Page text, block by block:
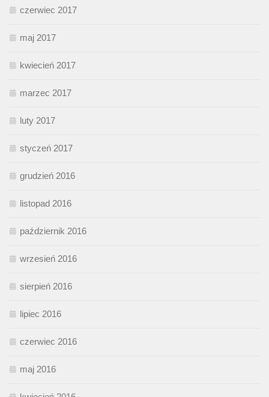
czerwiec 2017
maj 2017
kwiecień 2017
marzec 2017
luty 2017
styczeń 2017
grudzień 2016
listopad 2016
październik 2016
wrzesień 2016
sierpień 2016
lipiec 2016
czerwiec 2016
maj 2016